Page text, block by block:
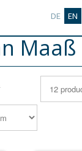
DE EN
Deutsch
Maaß